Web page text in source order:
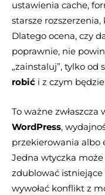
ustawienia cache,
starsze
Dlatego ocena, czy
poprawnie, nie
„zainstaluj”, tylko od
robić i z czym
To ważne
WordPress,
przekierowania albo
Jedna wtyczka
zdublować
wywołać konflikt z